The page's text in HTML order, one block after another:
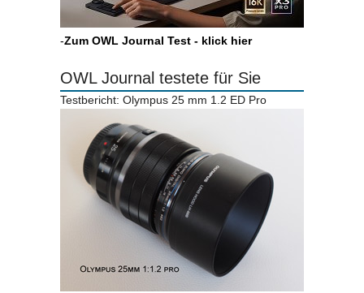
-Zum OWL Journal Test - klick hier
OWL Journal testete für Sie
Testbericht: Olympus 25 mm 1.2 ED Pro